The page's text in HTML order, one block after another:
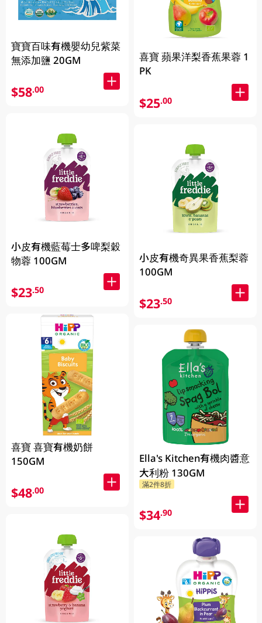
寶寶百味有機嬰幼兒紫菜
無添加鹽 20GM
$58.00
小皮有機藍莓士多啤梨穀
物蓉 100GM
$23.50
喜寶 喜寶有機奶餅
150GM
$48.00
喜寶 蘋果洋梨香蕉果蓉 1
PK
$25.00
小皮有機奇異果香蕉梨蓉
100GM
$23.50
Ella's Kitchen有機肉醬意
大利粉 130GM
滿2件8折
$34.90